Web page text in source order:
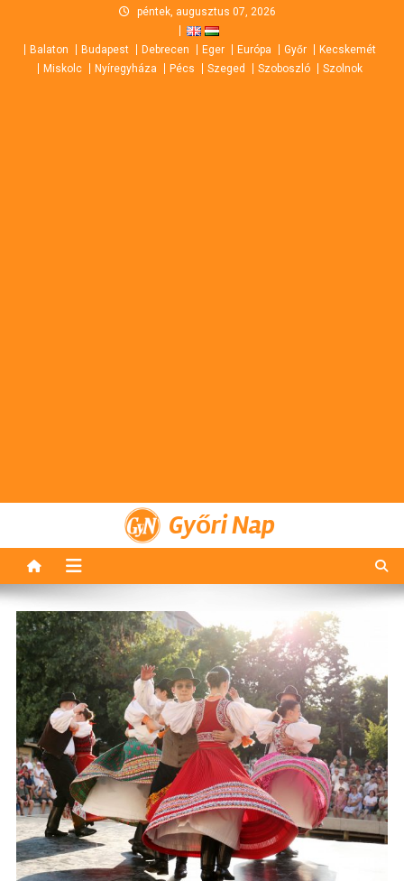
content
péntek, augusztus 07, 2026
Balaton Budapest Debrecen Eger Európa Győr
Kecskemét
Miskolc
Nyíregyháza Pécs Szeged Szoboszló Szolnok
Győri Nap